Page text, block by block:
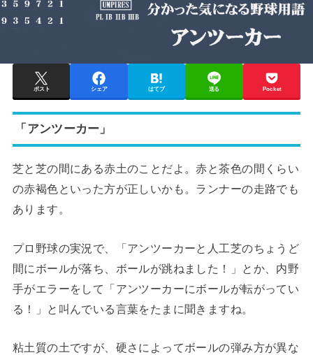
ポスト シェア はてブ 送る Pocket
「アンツーカー」
芝と芝の間にある赤土のことだよ。赤と茶色の間くらい
の赤褐色といった方が正しいかも。ランナーの走路でも
あります。
プロ野球の実況で、「アンツーカーと人工芝のちょうど
間にボールが落ち、ボールが跳ねました！」とか、内野
手がエラーをして「アンツーカーにボールが転がってい
る！」と叫んでいる言葉をたまに聞きますね。
粘土質の土ですが、硬さによってボールの弾み方が異な